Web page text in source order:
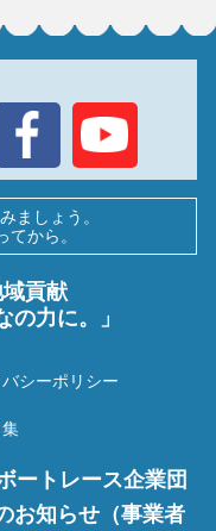
ましょう。
から。
貢献
の力に。」
シーポリシー
集
ートレース企業団
お知らせ（事業者